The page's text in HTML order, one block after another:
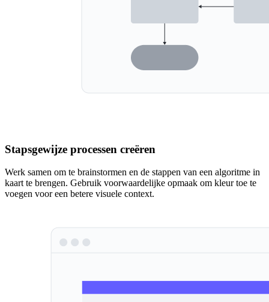
Stapsgewijze processen creëren
Werk samen om te brainstormen en de stappen van een algoritme in
kaart te brengen. Gebruik voorwaardelijke opmaak om kleur toe te
voegen voor een betere visuele context.